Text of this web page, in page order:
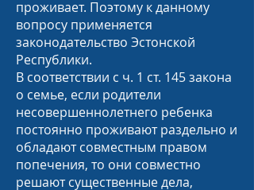
проживает. Поэтому к данному
вопросу применяется
законодательство Эстонской
Республики.
В соответствии с ч. 1 ст. 145 закона
о семье, если родители
несовершеннолетнего ребенка
постоянно проживают раздельно и
обладают совместным правом
попечения, то они совместно
решают существенные дела,